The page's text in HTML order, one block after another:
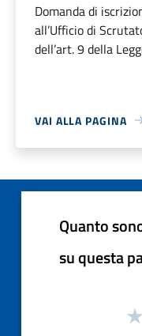
Domanda di
all’Ufficio di
dell’art. 9 della
VAI ALLA PAGINA
Quanto
su questa